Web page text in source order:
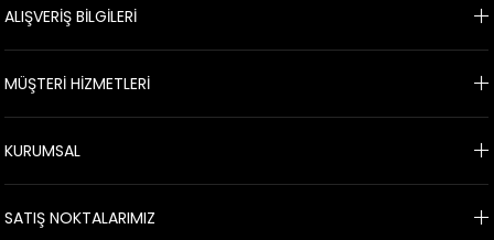
ALIŞVERİŞ BİLGİLERİ
MÜŞTERİ HİZMETLERİ
KURUMSAL
SATIŞ NOKTALARIMIZ